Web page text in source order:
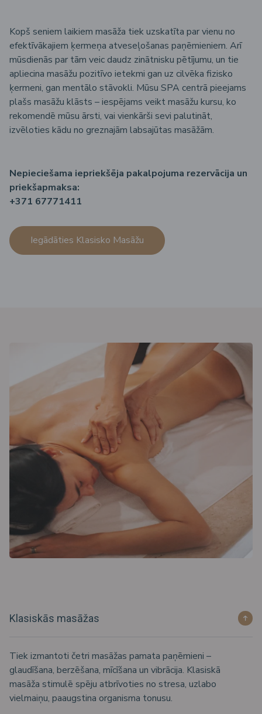
Kopš seniem laikiem masāža tiek uzskatīta par vienu no
efektīvākajiem ķermeņa atveseļošanas paņēmieniem. Arī
mūsdienās par tām veic daudz zinātnisku pētījumu, un tie
apliecina masāžu pozitīvo ietekmi gan uz cilvēka fizisko
ķermeni, gan mentālo stāvokli. Mūsu SPA centrā pieejams
plašs masāžu klāsts – iespējams veikt masāžu kursu, ko
rekomendē mūsu ārsti, vai vienkārši sevi palutināt,
izvēloties kādu no greznajām labsajūtas masāžām.
Nepieciešama iepriekšēja pakalpojuma rezervācija un
priekšapmaksa:
+371 67771411
Iegādāties Klasisko Masāžu
Klasiskās masāžas
Tiek izmantoti četri masāžas pamata paņēmieni –
glaudīšana, berzēšana, mīcīšana un vibrācija. Klasiskā
masāža stimulē spēju atbrīvoties no stresa, uzlabo
vielmaiņu, paaugstina organisma tonusu.